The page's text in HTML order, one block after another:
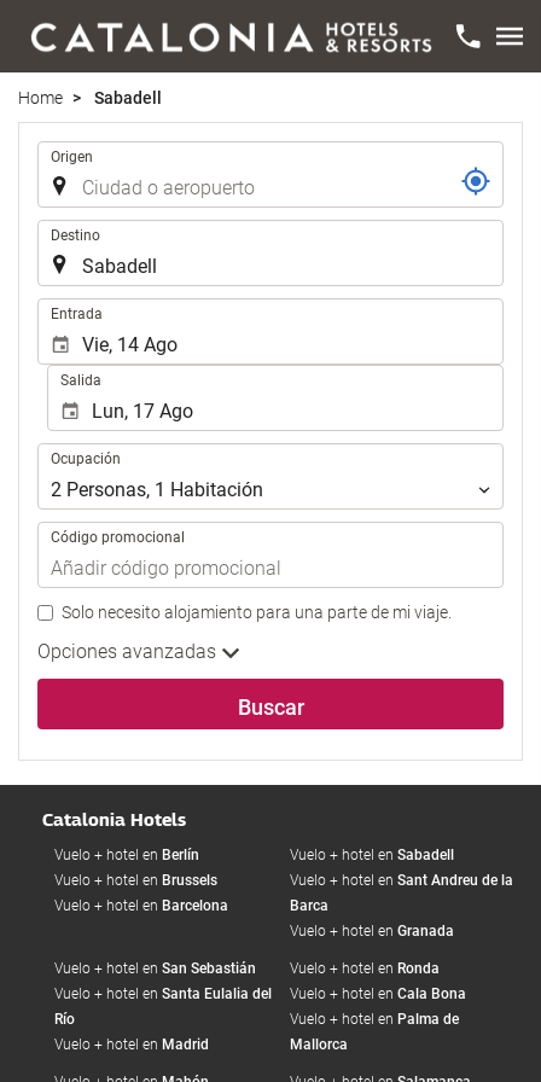
Home Sabadell
Trayecto
Origen
Destino
Entrada
Salida
Ocupación
Ocupación
2 Personas, 1 Habitación
Código promocional
Solo necesito alojamiento para una parte de mi viaje.
Opciones avanzadas
Buscar
Catalonia Hotels
Vuelo + hotel en Berlín
Vuelo + hotel en Brussels
Vuelo + hotel en Barcelona
Vuelo + hotel en Sabadell
Vuelo + hotel en Sant Andreu de la
Barca
Vuelo + hotel en Granada
Vuelo + hotel en San Sebastián
Vuelo + hotel en Santa Eulalia del
Río
Vuelo + hotel en Madrid
Vuelo + hotel en Ronda
Vuelo + hotel en Cala Bona
Vuelo + hotel en Palma de
Mallorca